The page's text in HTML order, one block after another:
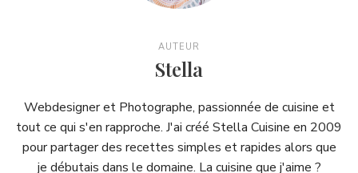
AUTEUR
Stella
Webdesigner et Photographe, passionnée de cuisine et
tout ce qui s'en rapproche. J'ai créé Stella Cuisine en 2009
pour partager des recettes simples et rapides alors que
je débutais dans le domaine. La cuisine que j'aime ?